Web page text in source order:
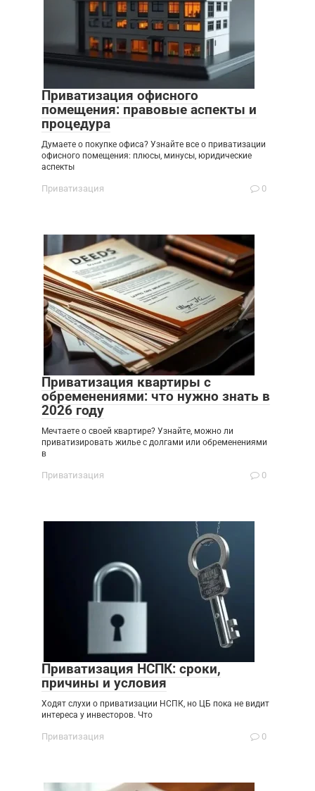
Приватизация офисного
помещения: правовые аспекты и
процедура
Думаете о покупке офиса? Узнайте все о приватизации
офисного помещения: плюсы, минусы, юридические
аспекты
Приватизация 0
Приватизация квартиры с
обременениями: что нужно знать в
2026 году
Мечтаете о своей квартире? Узнайте, можно ли
приватизировать жилье с долгами или обременениями
в
Приватизация 0
Приватизация НСПК: сроки,
причины и условия
Ходят слухи о приватизации НСПК, но ЦБ пока не видит
интереса у инвесторов. Что
Приватизация 0